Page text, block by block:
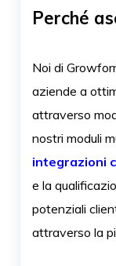
Perché
Noi di
aziende a
attraverso
nostri moduli
integrazioni
e la
potenziali
attraverso la